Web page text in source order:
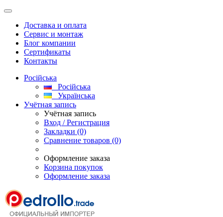
Доставка и оплата
Сервис и монтаж
Блог компании
Сертификаты
Контакты
Російська
Російська
Українська
Учётная запись
Учётная запись
Вход / Регистрация
Закладки (0)
Сравнение товаров (0)
Оформление заказа
Корзина покупок
Оформление заказа